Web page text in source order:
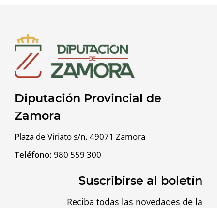
Diputación Provincial de
Zamora
Plaza de Viriato s/n. 49071 Zamora
Teléfono: 980 559 300
Suscribirse al boletín
Reciba todas las novedades de la